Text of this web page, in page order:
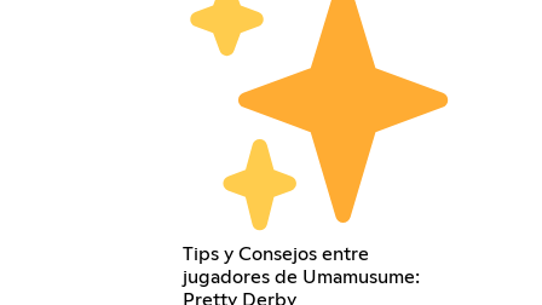
Tips y Consejos entre
jugadores de Umamusume:
Pretty Derby